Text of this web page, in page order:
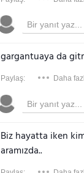
gargantuaya da
Paylaş: Daha
Biz hayatta iken
aramızda..